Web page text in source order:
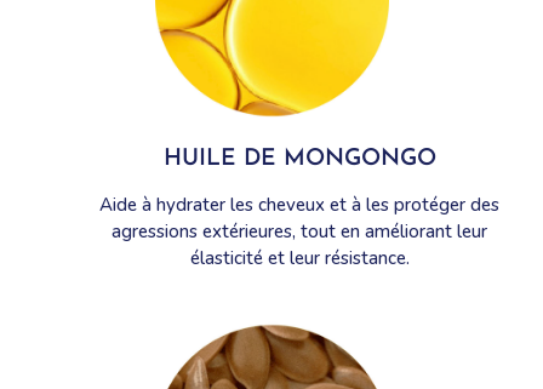
HUILE DE MONGONGO
Aide à hydrater les cheveux et à les protéger des
agressions extérieures, tout en améliorant leur
élasticité et leur résistance.